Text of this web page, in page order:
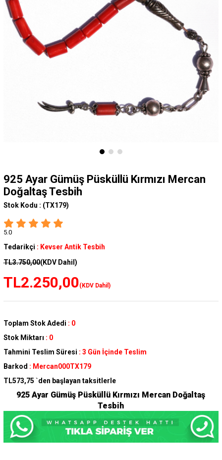
925 Ayar Gümüş Püsküllü Kırmızı Mercan
Doğaltaş Tesbih
Stok Kodu : (TX179)
5.0
Tedarikçi : Kevser Antik Tesbih
TL3.750,00(KDV Dahil)
TL2.250,00(KDV Dahil)
Toplam Stok Adedi : 0
Stok Miktarı : 0
Tahmini Teslim Süresi : 3 Gün İçinde Teslim
Barkod : Mercan000TX179
TL573,75 `den başlayan taksitlerle
925 Ayar Gümüş Püsküllü Kırmızı Mercan Doğaltaş
Tesbih